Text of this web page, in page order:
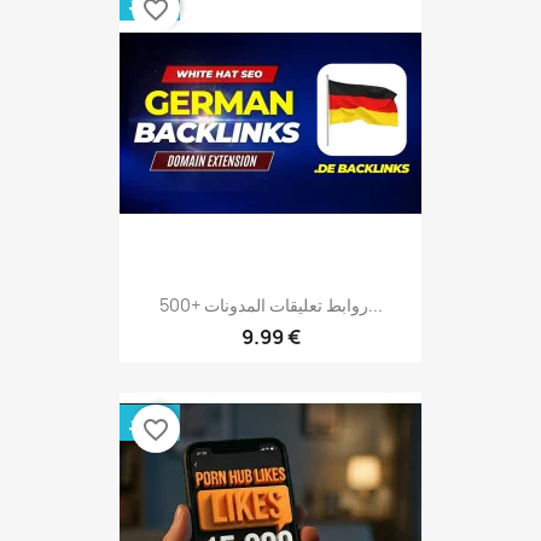
500+ روابط تعليقات المدونات...
9.99 €
favorite_border
جديد
favorite_border